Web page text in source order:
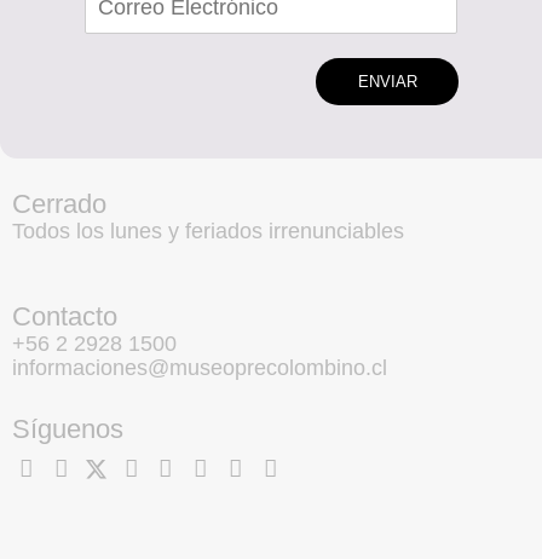
ENVIAR
Cerrado
Todos los lunes y feriados irrenunciables
Contacto
+56 2 2928 1500
informaciones@museoprecolombino.cl
Síguenos